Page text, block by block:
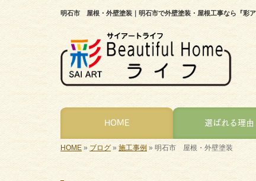
明石市 屋根・外壁塗装｜明石市で外壁塗装・屋根工事なら『彩ア
HOME 選ばれる理由
HOME » ブログ» 施工事例 » 明石市 屋根・外壁塗装